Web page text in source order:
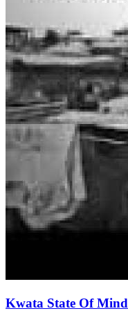
Kwata State Of Mind